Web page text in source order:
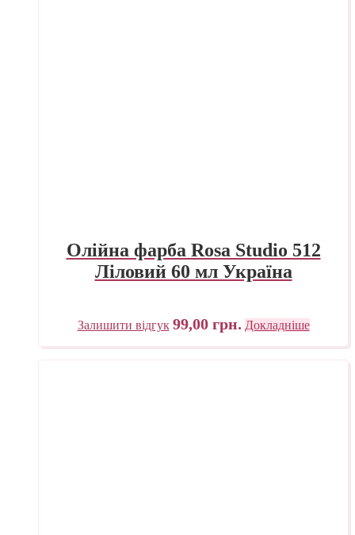
Олійна фарба Rosa Studio 512
Ліловий 60 мл Україна
Залишити відгук 99,00 грн. Докладніше